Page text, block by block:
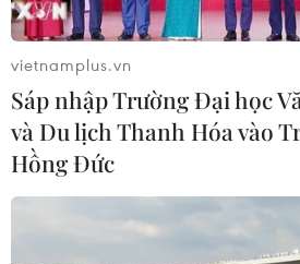
vietnamplus.vn
Sáp nhập Trường Đại học
và Du lịch Thanh Hóa vào
Hồng Đức